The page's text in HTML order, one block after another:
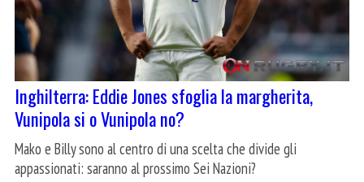
Inghilterra: Eddie Jones sfoglia la margherita,
Vunipola si o Vunipola no?
Mako e Billy sono al centro di una scelta che divide gli
appassionati: saranno al prossimo Sei Nazioni?